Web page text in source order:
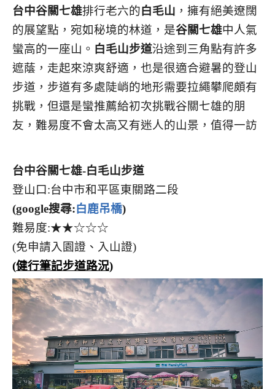
台中谷關七雄排行老六的白毛山 ，擁有絕美遼闊
的展望點，宛如秘境的林道，是谷關七雄中人氣
蠻高的一座山。 白毛山步道沿途到三角點有許多
遮蔭，走起來涼爽舒適，也是很適合避暑的登山
步道，步道有多處陡峭的地形需要拉繩攀爬頗有
挑戰，但還是蠻推薦給初次挑戰谷關七雄的朋
友，難易度不會太高又有迷人的山景，值得一訪
台中谷關七雄-白毛山步道
登山口:台中市和平區東關路二段
(google搜尋:白鹿吊橋)
難易度:★★☆☆☆
(免申請入園證、入山證)
(健行筆記步道路況)